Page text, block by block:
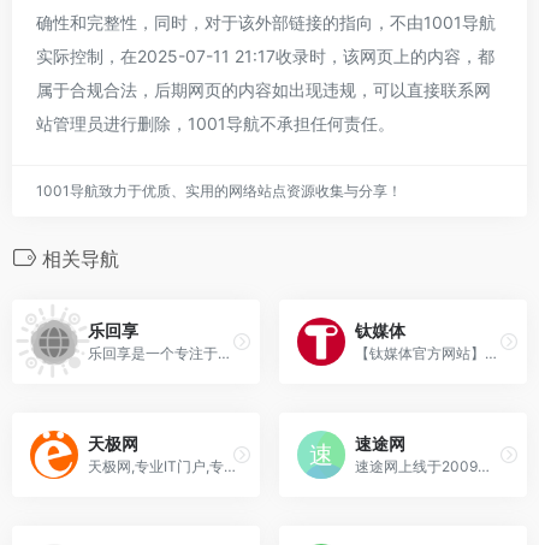
确性和完整性，同时，对于该外部链接的指向，不由1001导航
实际控制，在2025-07-11 21:17收录时，该网页上的内容，都
属于合规合法，后期网页的内容如出现违规，可以直接联系网
站管理员进行删除，1001导航不承担任何责任。
1001导航致力于优质、实用的网络站点资源收集与分享！
相关导航
乐回享
乐回享是一个专注于互联网精品资源分享的平台，坚持优化和分享实用软件，第一时间分享最新操作系统、电影、音乐、电子书和网络福利羊毛等，提供包括操作系统、电影、音乐、电子书和网络福利等内容，方便用户之间的交流和分享。
钛媒体
【钛媒体官方网站】钛媒体致力于成为优秀的财经科技信息服务平台，形成了“新媒体、全球技术专家网络、科技IP与创意产品服务、科技股数据服务”四大业务板块和“钛媒体国际”业务布局，现已成为具有影响力的财经信息服务商和新媒体标杆之一。
天极网
天极网,专业IT门户,专注IT产品采购及应用指南,每天为广大用户提供电脑硬件,软件,数码,商情,手机,笔记本,游戏,互联网,数字家庭,教育,下载等内容,解决网友工作学习中的技术疑难,指导数字科技消费,领引时尚生活潮流.
速途网
速途网上线于2009年，是TMT行...